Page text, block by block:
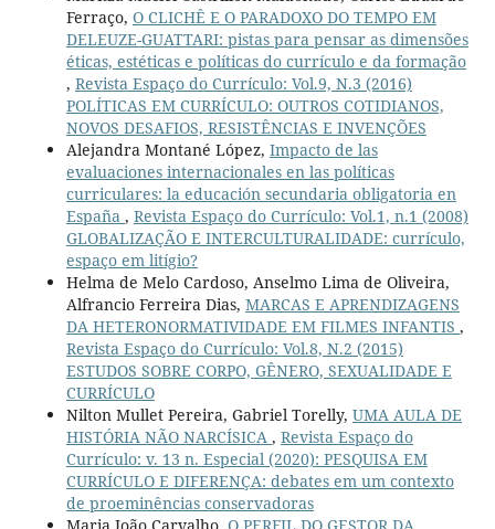
Ferraço, O CLICHÊ E O PARADOXO DO TEMPO EM
DELEUZE-GUATTARI: pistas para pensar as dimensões
éticas, estéticas e políticas do currículo e da formação
, Revista Espaço do Currículo: Vol.9, N.3 (2016)
POLÍTICAS EM CURRÍCULO: OUTROS COTIDIANOS,
NOVOS DESAFIOS, RESISTÊNCIAS E INVENÇÕES
Alejandra Montané López, Impacto de las
evaluaciones internacionales en las políticas
curriculares: la educación secundaria obligatoria en
España , Revista Espaço do Currículo: Vol.1, n.1 (2008)
GLOBALIZAÇÃO E INTERCULTURALIDADE: currículo,
espaço em litígio?
Helma de Melo Cardoso, Anselmo Lima de Oliveira,
Alfrancio Ferreira Dias, MARCAS E APRENDIZAGENS
DA HETERONORMATIVIDADE EM FILMES INFANTIS ,
Revista Espaço do Currículo: Vol.8, N.2 (2015)
ESTUDOS SOBRE CORPO, GÊNERO, SEXUALIDADE E
CURRÍCULO
Nilton Mullet Pereira, Gabriel Torelly, UMA AULA DE
HISTÓRIA NÃO NARCÍSICA , Revista Espaço do
Currículo: v. 13 n. Especial (2020): PESQUISA EM
CURRÍCULO E DIFERENÇA: debates em um contexto
de proeminências conservadoras